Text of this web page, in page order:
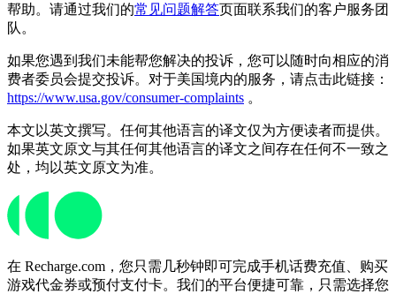
帮助。请通过我们的常见问题解答页面联系我们的客户服务团
队。
如果您遇到我们未能帮您解决的投诉，您可以随时向相应的消
费者委员会提交投诉。对于美国境内的服务，请点击此链接：
https://www.usa.gov/consumer-complaints 。
本文以英文撰写。任何其他语言的译文仅为方便读者而提供。
如果英文原文与其任何其他语言的译文之间存在任何不一致之
处，均以英文原文为准。
在 Recharge.com，您只需几秒钟即可完成手机话费充值、购买
游戏代金券或预付支付卡。我们的平台便捷可靠，只需选择您